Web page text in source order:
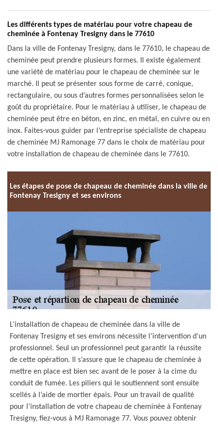
Les différents types de matériau pour votre chapeau de
cheminée à Fontenay Tresigny dans le 77610
Dans la ville de Fontenay Tresigny, dans le 77610, le chapeau de
cheminée peut prendre plusieurs formes. Il existe également
une variété de matériau pour le chapeau de cheminée sur le
marché. Il peut se présenter sous forme de carré, conique,
rectangulaire, ou sous d’autres formes personnalisées selon le
goût du propriétaire. Pour le matériau à utiliser, le chapeau de
cheminée peut être en béton, en zinc, en métal, en cuivre ou en
inox. Faites-vous guider par l’entreprise spécialiste de chapeau
de cheminée MJ Ramonage 77 dans le choix de matériau pour
votre installation de chapeau de cheminée dans le 77610.
Les étapes de pose de chapeau de cheminée dans la ville de
Fontenay Tresigny et ses environs
L’installation de chapeau de cheminée dans la ville de
Fontenay Tresigny et ses environs nécessite l’intervention d’un
professionnel. Seul un professionnel peut garantir la réussite
de cette opération. Il s’assure que le chapeau de cheminée à
mettre en place est bien sec avant de le poser à la cime du
conduit de fumée. Les piliers qui le soutiennent sont ensuite
scellés à l’aide de mortier épais. Pour un travail de qualité
pour l’installation de votre chapeau de cheminée à Fontenay
Tresigny, fiez-vous à MJ Ramonage 77. Vous pouvez obtenir